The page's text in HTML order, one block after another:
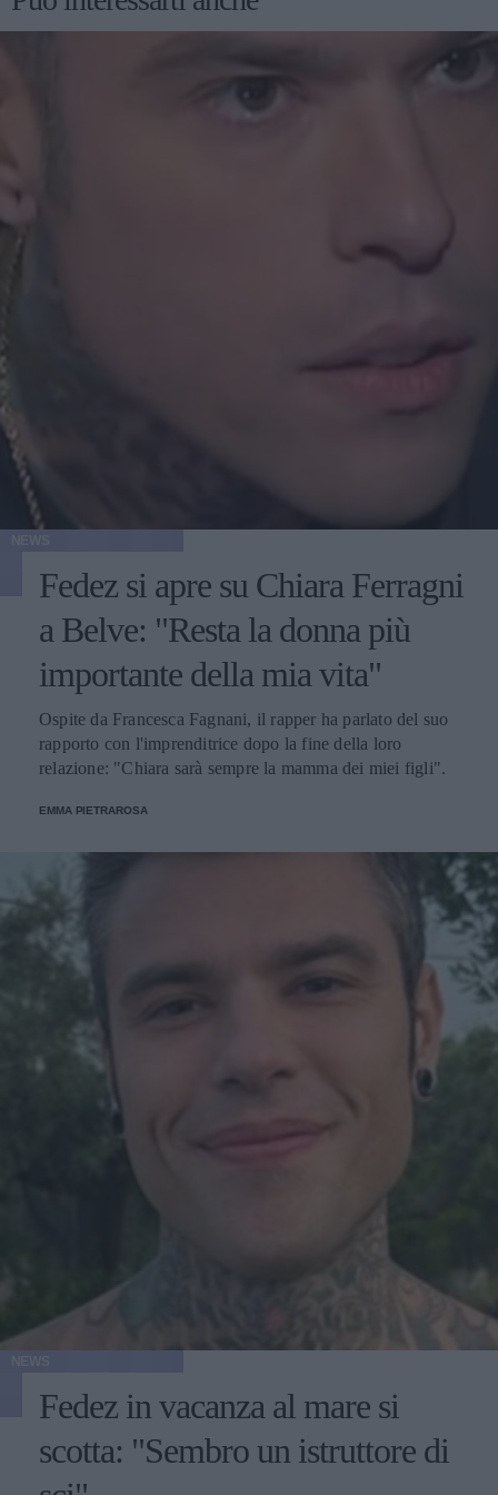
Fedez si apre su Chiara Ferragni
a Belve: "Resta la donna più
importante della mia vita"
Ospite da Francesca Fagnani, il rapper ha parlato del suo
rapporto con l'imprenditrice dopo la fine della loro
relazione: "Chiara sarà sempre la mamma dei miei figli".
EMMA PIETRAROSA
Fedez in vacanza al mare si
scotta: "Sembro un istruttore di